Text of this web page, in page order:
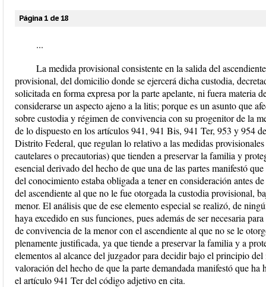
Página 1 de 18
...
La medida provisional consistente en la salida del
provisional, del domicilio donde se ejercerá dicha custodia,
solicitada en forma expresa por la parte apelante, ni fuera materia
considerarse un aspecto ajeno a la litis; porque es un asunto que
sobre custodia y régimen de convivencia con su progenitor de la
de lo dispuesto en los artículos 941, 941 Bis, 941 Ter, 953 y 954
Distrito Federal, que regulan lo relativo a las medidas
cautelares o precautorias) que tienden a preservar la familia y
esencial derivado del hecho de que una de las partes manifestó
del conocimiento estaba obligada a tener en consideración antes
del ascendiente al que no le fue otorgada la custodia provisional,
menor. El análisis que de ese elemento especial se realizó, de
haya excedido en sus funciones, pues además de ser necesaria
de convivencia de la menor con el ascendiente al que no se le
plenamente justificada, ya que tiende a preservar la familia y a
elementos al alcance del juzgador para decidir bajo el principio
valoración del hecho de que la parte demandada manifestó que
el artículo 941 Ter del código adjetivo en cita.